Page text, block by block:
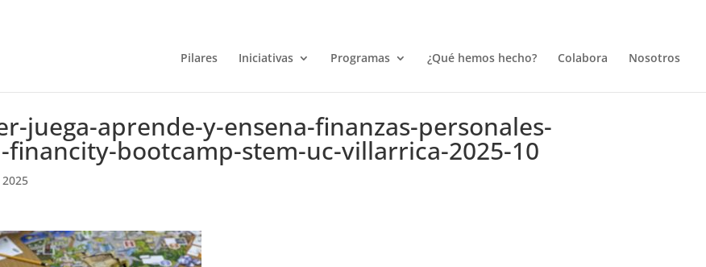
Pilares Iniciativas Programas ¿Qué hemos hecho? Colabora Nosotros
juega-aprende-y-ensena-finanzas-personales-
financity-bootcamp-stem-uc-villarrica-2025-10